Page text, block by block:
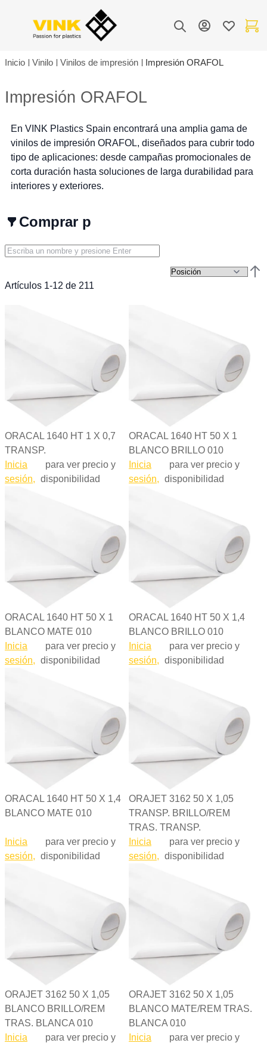
Lista de
Mi cuenta Mi
Inicio Vinilo Vinilos de impresión Impresión ORAFOL
Impresión ORAFOL
En VINK Plastics Spain encontrará una amplia gama de
vinilos de impresión ORAFOL, diseñados para cubrir todo
tipo de aplicaciones: desde campañas promocionales de
corta duración hasta soluciones de larga durabilidad para
interiores y exteriores.
Comprar por
Artículos 1-12 de 211
ORACAL 1640 HT 1 X 0,7
TRANSP.
Inicia
sesión,
para ver precio y
disponibilidad
ORACAL 1640 HT 50 X 1
BLANCO BRILLO 010
Inicia
sesión,
para ver precio y
disponibilidad
ORACAL 1640 HT 50 X 1
BLANCO MATE 010
Inicia
sesión,
para ver precio y
disponibilidad
ORACAL 1640 HT 50 X 1,4
BLANCO BRILLO 010
Inicia
sesión,
para ver precio y
disponibilidad
ORACAL 1640 HT 50 X 1,4
BLANCO MATE 010
Inicia
sesión,
para ver precio y
disponibilidad
ORAJET 3162 50 X 1,05
TRANSP. BRILLO/REM
TRAS. TRANSP.
Inicia
sesión,
para ver precio y
disponibilidad
ORAJET 3162 50 X 1,05
BLANCO BRILLO/REM
TRAS. BLANCA 010
Inicia
para ver precio y
ORAJET 3162 50 X 1,05
BLANCO MATE/REM TRAS.
BLANCA 010
Inicia
para ver precio y